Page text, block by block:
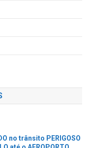
no trânsito PERIGOSO